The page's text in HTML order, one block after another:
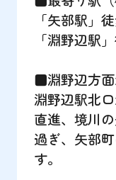
「矢部駅」
「淵野辺駅
■淵野辺方面
淵野辺駅北
直進、境川
過ぎ、矢部
す。